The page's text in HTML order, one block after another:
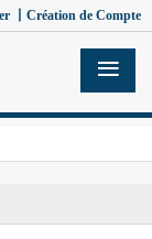
丨 Création de Compte